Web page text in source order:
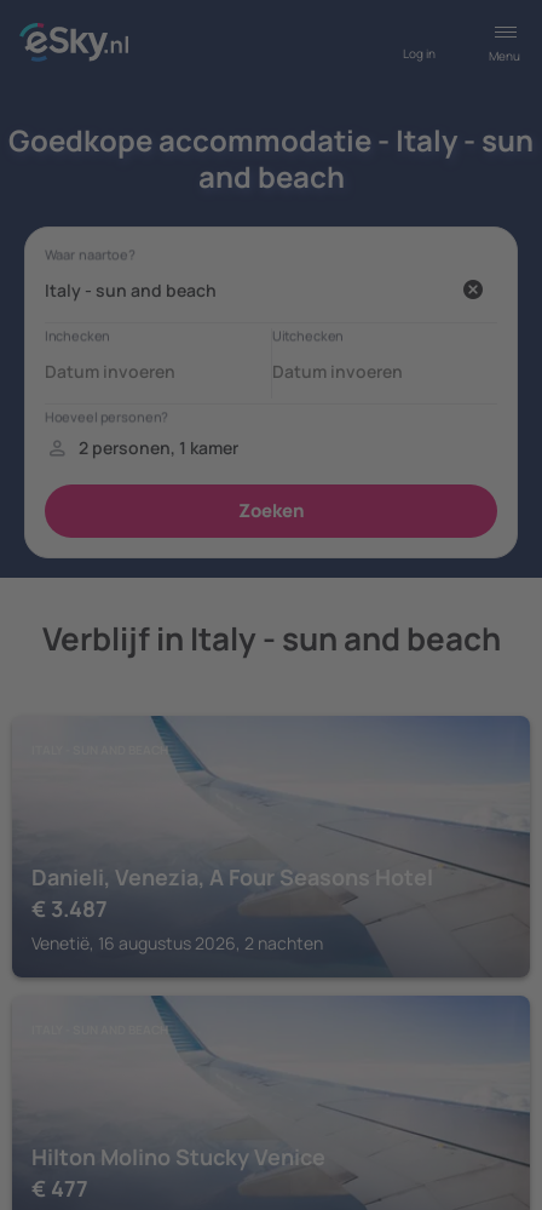
Menu
Log in
Goedkope accommodatie - Italy - sun
and beach
Verblijf in Italy - sun and beach
ITALY - SUN AND BEACH
Danieli, Venezia, A Four Seasons Hotel
€ 3.487
Venetië, 16 augustus 2026, 2 nachten
ITALY - SUN AND BEACH
Hilton Molino Stucky Venice
€ 477